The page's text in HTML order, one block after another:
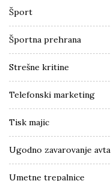
Šport
Športna prehrana
Strešne kritine
Telefonski marketing
Tisk majic
Ugodno zavarovanje avta
Umetne trepalnice